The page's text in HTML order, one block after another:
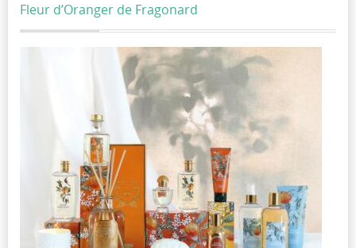
Fleur d’Oranger de Fragonard